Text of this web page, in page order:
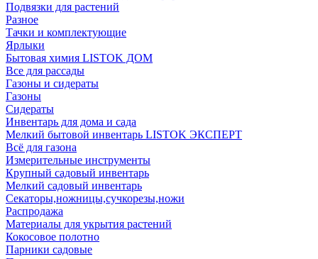
Подвязки для растений
Разное
Тачки и комплектующие
Ярлыки
Бытовая химия LISTOK ДОМ
Все для рассады
Газоны и сидераты
Газоны
Сидераты
Инвентарь для дома и сада
Мелкий бытовой инвентарь LISTOK ЭКСПЕРТ
Всё для газона
Измерительные инструменты
Крупный садовый инвентарь
Мелкий садовый инвентарь
Секаторы,ножницы,сучкорезы,ножи
Распродажа
Материалы для укрытия растений
Кокосовое полотно
Парники садовые